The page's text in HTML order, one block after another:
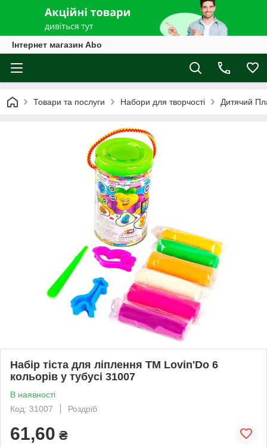
Інтернет магазин Abo
Товари та послуги Набори для творчості Дитячий
Набір тіста для ліплення TM Lovin'Do 6
кольорів у тубусі 31007
В наявності
Код: 31007
Роздріб
61,60 ₴